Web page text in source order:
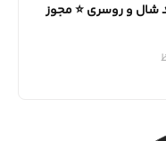
شال و روسری ⭐️ مجوز